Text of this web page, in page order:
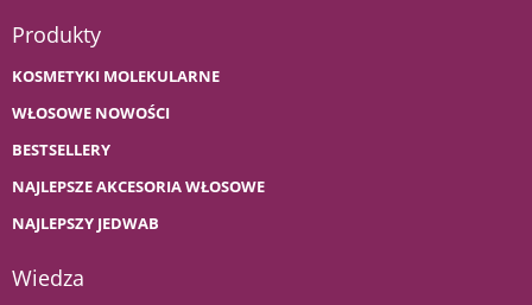
Produkty
KOSMETYKI MOLEKULARNE
WŁOSOWE NOWOŚCI
BESTSELLERY
NAJLEPSZE AKCESORIA WŁOSOWE
NAJLEPSZY JEDWAB
Wiedza